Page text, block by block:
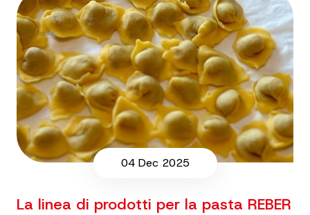
04 Dec 2025
La linea di prodotti per la pasta REBER